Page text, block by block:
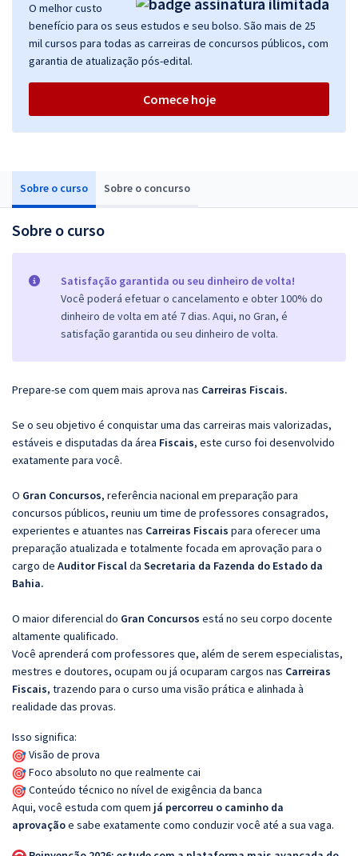
Sobre o curso Sobre o concurso
Sobre o curso
Satisfação garantida ou seu dinheiro de volta!
Você poderá efetuar o cancelamento e obter 100% do
dinheiro de volta em até 7 dias. Aqui, no Gran, é
satisfação garantida ou seu dinheiro de volta.
Prepare-se com quem mais aprova nas Carreiras Fiscais.
Se o seu objetivo é conquistar uma das carreiras mais valorizadas,
estáveis e disputadas da área Fiscais, este curso foi desenvolvido
exatamente para você.
O Gran Concursos, referência nacional em preparação para
concursos públicos, reuniu um time de professores consagrados,
experientes e atuantes nas Carreiras Fiscais para oferecer uma
preparação atualizada e totalmente focada em aprovação para o
cargo de Auditor Fiscalda Secretaria da Fazenda do Estado da
Bahia.
O maior diferencial do Gran Concursos está no seu corpo docente
altamente qualificado.
Você aprenderá com professores que, além de serem especialistas,
mestres e doutores, ocupam ou já ocuparam cargos nas Carreiras
Fiscais, trazendo para o curso uma visão prática e alinhada à
realidade das provas.
Isso significa:
Visão de prova
Foco absoluto no que realmente cai
Conteúdo técnico no nível de exigência da banca
Aqui, você estuda com quem já percorreu o caminho da
aprovaçãoe sabe exatamente como conduzir você até a sua vaga.
O melhor custo
benefício para os seus estudos e seu bolso. São mais de 25
mil cursos para todas as carreiras de concursos públicos, com
garantia de atualização pós-edital.
Comece hoje